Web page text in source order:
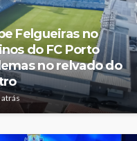
Felgueiras no
do FC Porto
no relvado do
atrás